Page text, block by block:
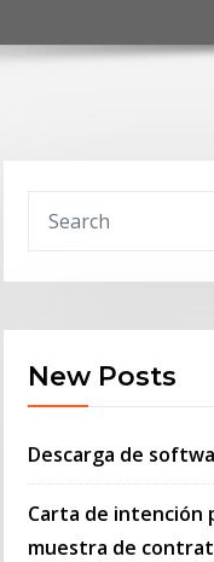
New Posts
Descarga de
Carta de intención
muestra de